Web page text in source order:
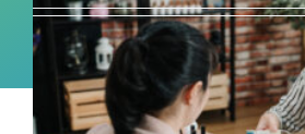
RECRUIT
CONTACT